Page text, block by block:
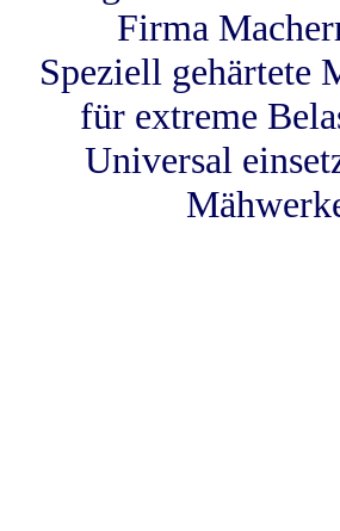
Firma
Speziell gehärtete
für extreme
Universal